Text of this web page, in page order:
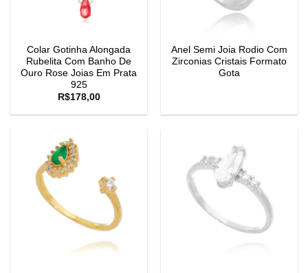
Colar Gotinha Alongada
Rubelita Com Banho De
Ouro Rose Joias Em Prata
925
R$178,00
Anel Semi Joia Rodio Com
Zirconias Cristais Formato
Gota